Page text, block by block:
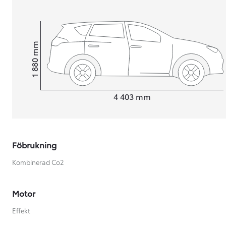
HYBRID
4 403 mm
Height1 880
mm
Föbrukning
Kombinerad Co2
Motor
Effekt